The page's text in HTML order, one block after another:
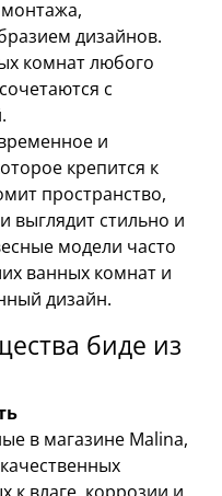
дизайнов.
комнат любого
с
и
крепится к
пространство,
выглядит стильно и
модели часто
ванных комнат и
дизайн.
биде из
в магазине Malina,